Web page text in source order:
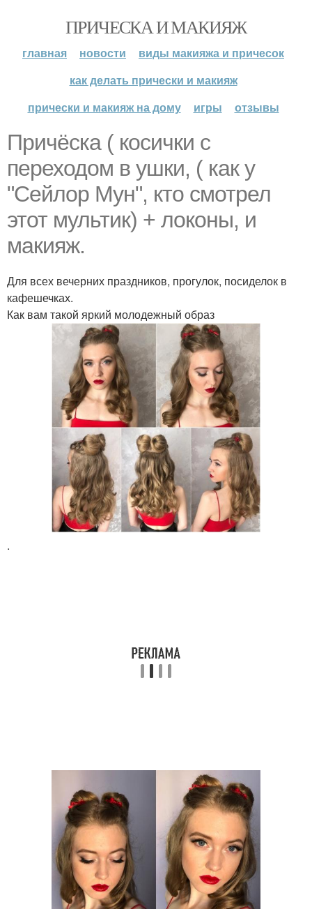
ПРИЧЕСКА И МАКИЯЖ
главная новости
виды макияжа и причесок
как делать прически и макияж
прически и макияж на дому
игры отзывы
Причёска ( косички с
переходом в ушки, ( как у
"Сейлор Мун", кто смотрел
этот мультик) + локоны, и
макияж.
Для всех вечерних праздников, прогулок, посиделок в
кафешечках.
Как вам такой яркий молодежный образ
.